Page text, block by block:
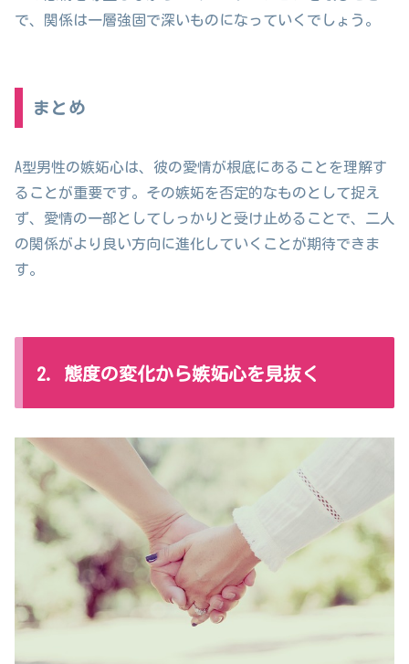
で、関係は一層強固で深いものになっていくでしょう。
まとめ
A型男性の嫉妬心は、彼の愛情が根底にあることを理解す
ることが重要です。その嫉妬を否定的なものとして捉え
ず、愛情の一部としてしっかりと受け止めることで、二人
の関係がより良い方向に進化していくことが期待できま
す。
2. 態度の変化から嫉妬心を見抜く